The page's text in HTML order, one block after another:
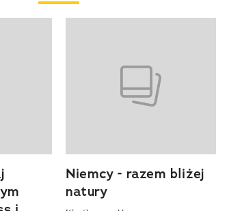
Niemcy - razem bliżej
natury